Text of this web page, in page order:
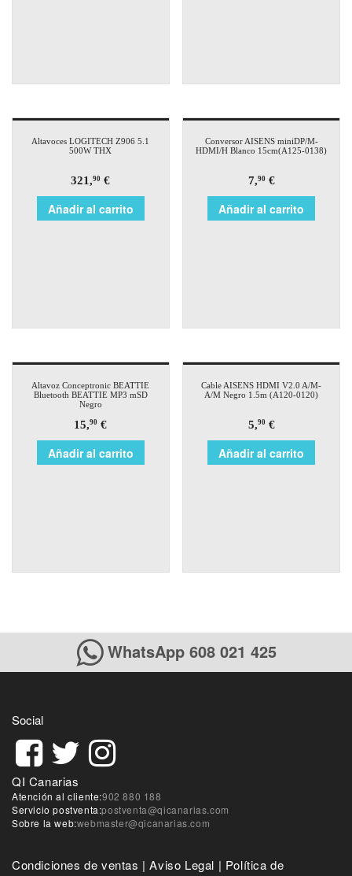
Altavoces LOGITECH Z906 5.1
500W THX
321,90 €
Añadir al carrito
Conversor AISENS miniDP/M-
HDMI/H Blanco 15cm(A125-0138)
7,90€
Añadir al carrito
Altavoz Conceptronic BEATTIE
Bluetooth BEATTIE MP3 mSD
Negro
15,90 €
Añadir al carrito
Cable AISENS HDMI V2.0 A/M-
A/M Negro 1.5m (A120-0120)
5,90€
Añadir al carrito
WhatsApp 608 021 425
Social
QI Canarias
Atención al cliente:902 880 188
Servicio postventa:postventa@qicanarias.com
Sobre la web:webmaster@qicanarias.com
Condiciones de ventas |Aviso Legal | Política de